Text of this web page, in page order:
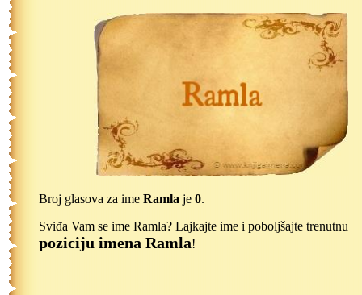
Broj glasova za ime Ramla je 0.
Sviđa Vam se ime Ramla? Lajkajte ime i poboljšajte trenutnu
poziciju imena Ramla!